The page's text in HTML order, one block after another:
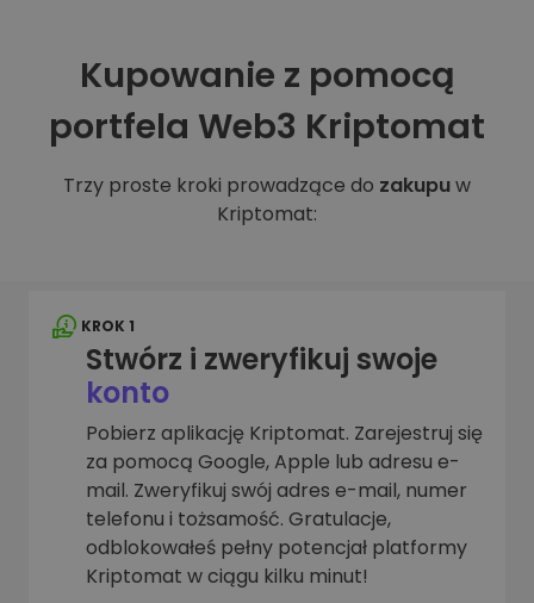
Kupowanie z pomocą
portfela Web3 Kriptomat
Trzy proste kroki prowadzące do zakupuw
Kriptomat:
KROK 1
Stwórz i zweryfikuj swoje
konto
Pobierz aplikację Kriptomat. Zarejestruj się
za pomocą Google, Apple lub adresu e-
mail. Zweryfikuj swój adres e-mail, numer
telefonu i tożsamość. Gratulacje,
odblokowałeś pełny potencjał platformy
Kriptomat w ciągu kilku minut!